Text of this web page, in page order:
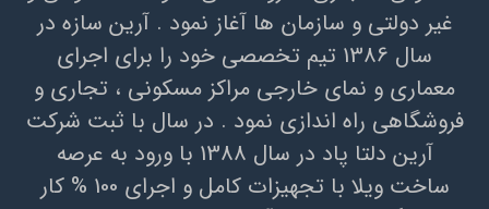
غير دولتي و سازمان ها آغاز نمود . آرين سازه در
سال 1386 تيم تخصصي خود را براي اجراي
معماري و نماي خارجي مراکز مسکوني ، تجاري و
فروشگاهي راه اندازي نمود . در سال با ثبت شرکت
آرین دلتا پاد در سال 1388 با ورود به عرصه
ساخت ويلا با تجهيزات کامل و اجراي 100 % کار